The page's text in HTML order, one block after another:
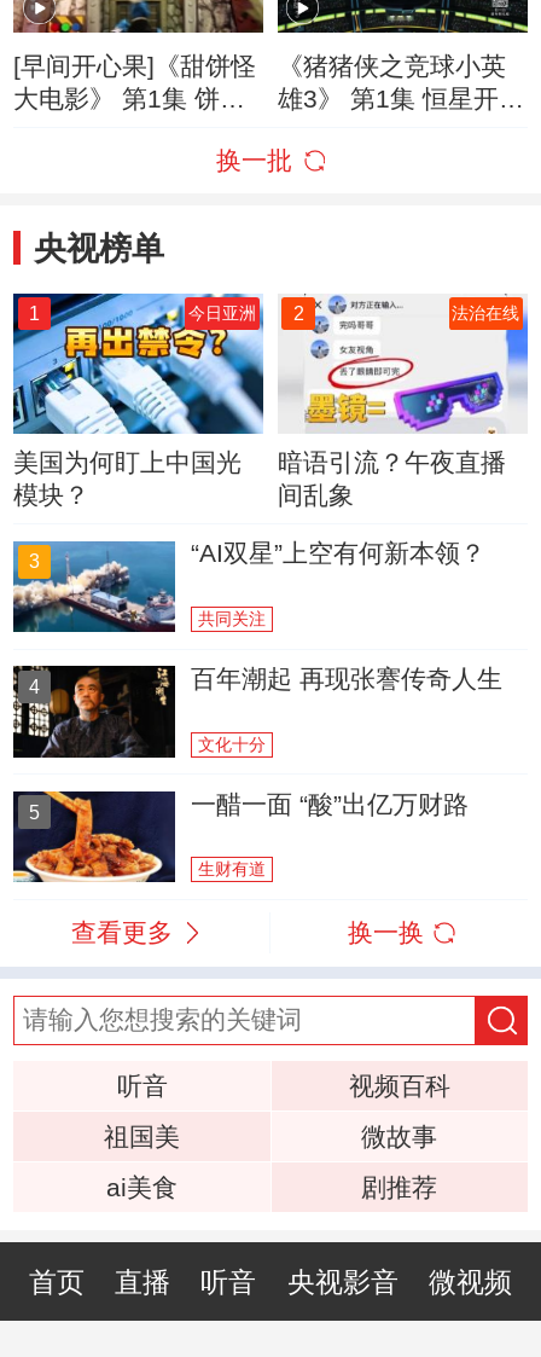
[早间开心果]《甜饼怪
大电影》 第1集 饼饼7
《猪猪侠之竞球小英
雄3》 第1集 恒星开幕
换一批
央视榜单
1 今日亚洲
美国为何盯上中国光
模块？
2 法治在线
暗语引流？午夜直播
间乱象
3 “AI双星”上空有何新本领？
共同关注
4 百年潮起 再现张謇传奇人生
文化十分
5 一醋一面 “酸”出亿万财路
生财有道
查看更多 换一换
听音
视频百科
祖国美
微故事
ai美食
剧推荐
首页 直播 听音 央视影音 微视频